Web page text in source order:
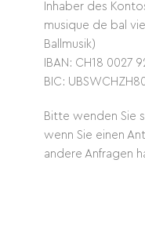
Inhaber des
musique de bal
Ballmusik)
IBAN: CH18 0027
BIC:
Bitte wenden Sie
wenn Sie einen
andere Anfragen